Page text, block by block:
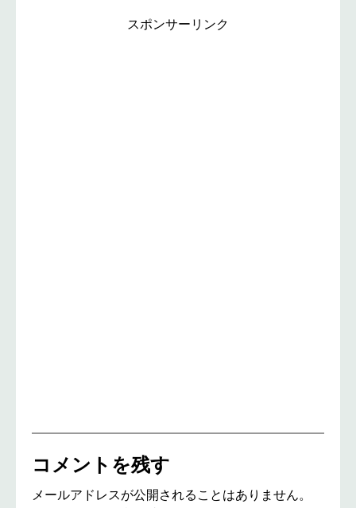
スポンサーリンク
コメントを残す
メールアドレスが公開されることはありません。